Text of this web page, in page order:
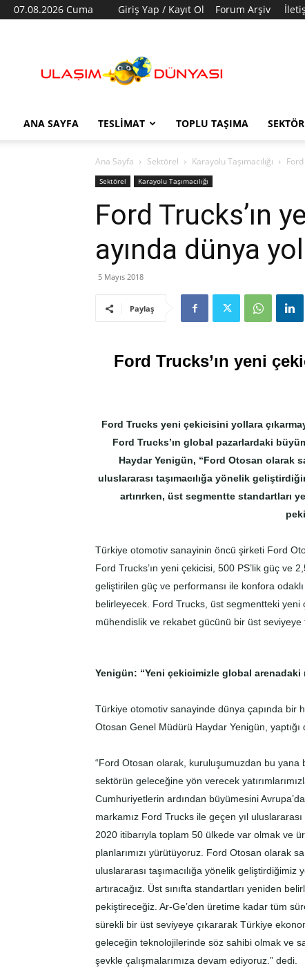
07.08.2026 Cuma Giriş Yap / Kayıt Ol Forum Arşiv
Dünyası
ANA SAYFA TESLIMAT TOPLU TAŞIMA
Ana Sayfa Sektörel Karayolu Taşımacılığı
Sektörel Karayolu Taşımacılığı
Ford Trucks’ın
ayında dünya
5 Mayıs 2018
Paylaş
Ford Trucks’ın yeni
Ford Trucks yeni çekicisini yollara
Ford Trucks’ın global pazarlardaki
Haydar Yenigün, “Ford Otosan
uluslararası taşımacılığa yönelik
artırırken, üst segmentte standartları
Türkiye otomotiv sanayinin öncü şirketi Ford
Ford Trucks’ın yeni çekicisi, 500 PS’lik güç ve
geliştirilen güç ve performansı ile konfora
belirleyecek. Ford Trucks, üst segmentteki
mühendislik ve rekabet gücünü bir üst seviyeye
Yenigün: “Yeni çekicimizle global arenadaki
Türkiye otomotiv sanayinde dünya çapında bir
Otosan Genel Müdürü Haydar Yenigün,
“Ford Otosan olarak, kuruluşumuzdan bu
sektörün geleceğine yön verecek
Cumhuriyetlerin ardından büyümesini
markamız Ford Trucks ile geçen yıl
2020 itibarıyla toplam 50 ülkede var olmak ve
planlarımızı yürütüyoruz. Ford Otosan olarak
uluslararası taşımacılığa yönelik
artıracağız. Üst sınıfta standartları yeniden
pekiştireceğiz. Ar-Ge’den üretime kadar tüm
sürekli bir üst seviyeye çıkararak Türkiye
geleceğin teknolojilerinde söz sahibi olmak ve
şevkle çalışmalarımıza devam ediyoruz.” dedi.